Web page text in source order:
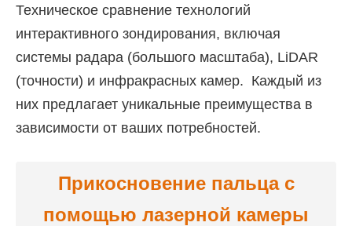
Техническое сравнение технологий
интерактивного зондирования, включая
системы радара (большого масштаба), LiDAR
(точности) и инфракрасных камер. Каждый из
них предлагает уникальные преимущества в
зависимости от ваших потребностей.
Прикосновение пальца с
помощью лазерной камеры